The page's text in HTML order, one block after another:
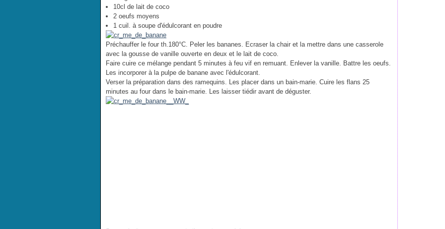
10cl de lait de coco
2 oeufs moyens
1 cuil. à soupe d'édulcorant en poudre
Préchauffer le four th.180°C. Peler les bananes. Ecraser la chair et la mettre dans une casserole
avec la gousse de vanille ouverte en deux et le lait de coco.
Faire cuire ce mélange pendant 5 minutes à feu vif en remuant. Enlever la vanille. Battre les oeufs.
Les incorporer à la pulpe de banane avec l'édulcorant.
Verser la préparation dans des ramequins. Les placer dans un bain-marie. Cuire les flans 25
minutes au four dans le bain-marie. Les laisser tiédir avant de déguster.